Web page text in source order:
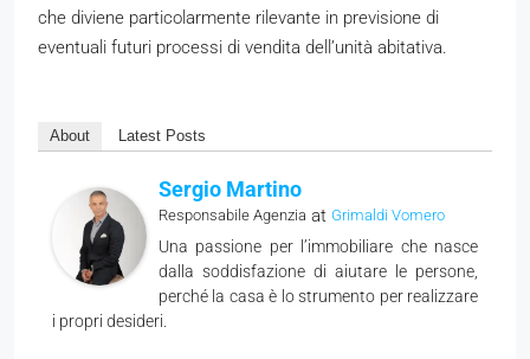
che diviene particolarmente rilevante in previsione di
eventuali futuri processi di vendita dell’unità abitativa.
About Latest Posts
Sergio Martino
Responsabile Agenzia at Grimaldi Vomero
Una passione per l’immobiliare che nasce
dalla soddisfazione di aiutare le persone,
perché la casa è lo strumento per realizzare
i propri desideri.